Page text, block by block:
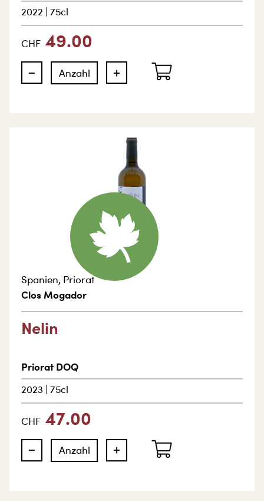
2022 75cl
CHF 49.00
Spanien, Priorat
Clos Mogador
Nelin
Priorat DOQ
2023 75cl
CHF 47.00